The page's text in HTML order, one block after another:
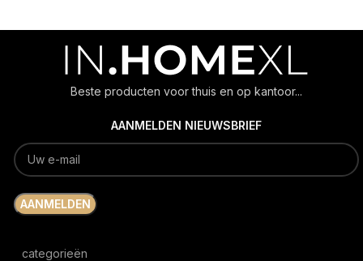
Beste producten voor thuis en op kantoor...
AANMELDEN NIEUWSBRIEF
categorieën